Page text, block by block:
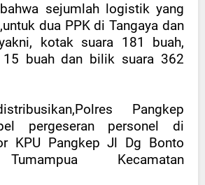
sejumlah logistik yang
dua PPK di Tangaya dan
kotak suara 181 buah,
buah dan bilik suara 362
Pangkep
pergeseran personel di
KPU Pangkep Jl Dg Bonto
Kecamatan